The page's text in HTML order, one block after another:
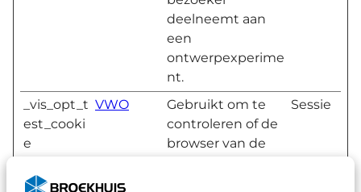
deelneemt aan
een
ontwerpexperime
nt.
_vis_opt_t
est_cooki
e
VWO
Gebruikt om te
controleren of de
browser van de
Sessie